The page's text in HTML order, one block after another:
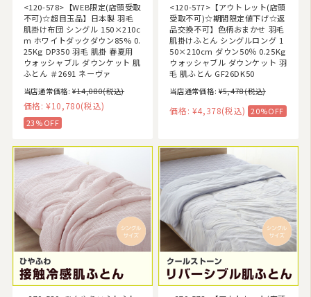
<120-578>【WEB限定(店頭受取
不可)☆超目玉品】日本製 羽毛
肌掛け布団 シングル 150×210c
m ホワイトダックダウン85% 0.
25Kg DP350 羽毛 肌掛 春夏用
ウォッシャブル ダウンケット 肌
ふとん ＃2691 ネーヴァ
当店通常価格: ¥14,080(税込)
価格: ¥10,780(税込)
23%OFF
<120-577>【アウトレット(店頭
受取不可)☆期間限定値下げ☆返
品交換不可】色柄おまかせ 羽毛
肌掛けふとん シングルロング 1
50×210cm ダウン50％ 0.25Kg
ウォッシャブル ダウンケット 羽
毛 肌ふとん GF26DK50
当店通常価格: ¥5,478(税込)
価格: ¥4,378(税込) 20%OFF